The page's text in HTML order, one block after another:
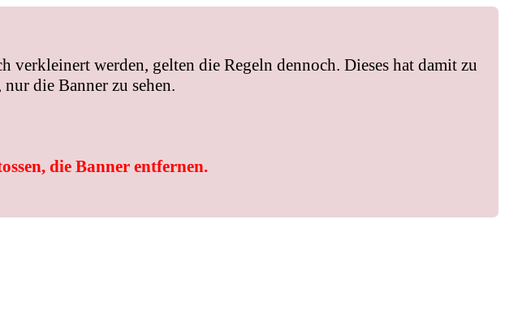
werden, gelten die Regeln dennoch. Dieses hat damit zu
die Banner zu sehen.
die Banner entfernen.